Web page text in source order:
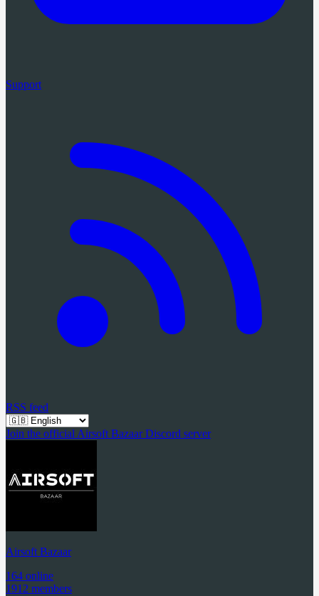
Support
RSS feed
Join the official Airsoft Bazaar Discord server
Airsoft Bazaar
164 online
1912 members